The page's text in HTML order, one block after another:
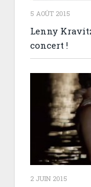
5 AOÛT 2015
Lenny
concert !
2 JUIN 2015